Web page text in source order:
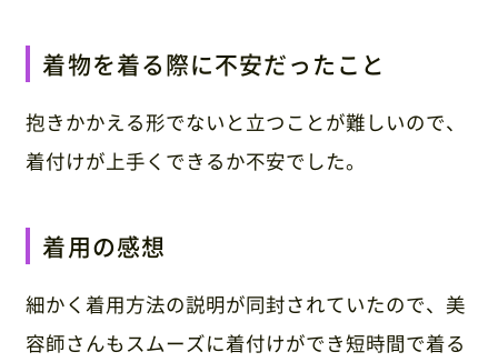
着物を着る際に不安だったこと
抱きかかえる形でないと立つことが難しいので、
着付けが上手くできるか不安でした。
着用の感想
細かく着用方法の説明が同封されていたので、美
容師さんもスムーズに着付けができ短時間で着る